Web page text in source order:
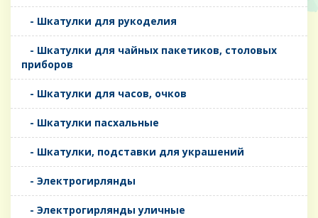
- Шкатулки для рукоделия
- Шкатулки для чайных пакетиков, столовых
приборов
- Шкатулки для часов, очков
- Шкатулки пасхальные
- Шкатулки, подставки для украшений
- Электрогирлянды
- Электрогирлянды уличные